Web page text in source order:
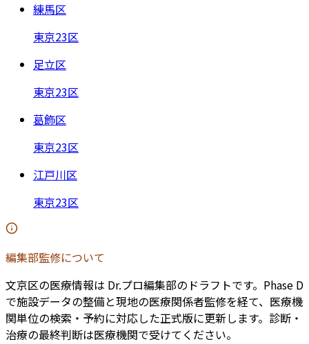
練馬区
東京23区
足立区
東京23区
葛飾区
東京23区
江戸川区
東京23区
編集部監修について
文京区の医療情報は Dr.プロ編集部のドラフトです。Phase D
で施設データの整備と現地の医療関係者監修を経て、医療機
関単位の検索・予約に対応した正式版に更新します。診断・
治療の最終判断は医療機関で受けてください。